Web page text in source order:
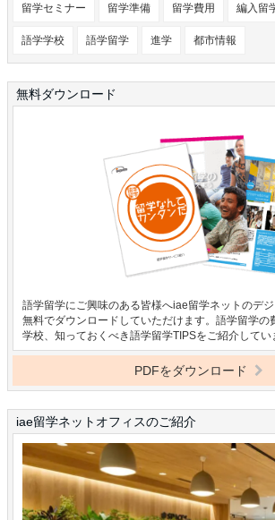
留学セミナー 留学準備 留学費用 編入留
語学学校 語学留学 進学 都市情報
無料ダウンロード
語学留学にご興味のある皆様へiae留学ネットのデ
無料でダウンロードしていただけます。語学留学の
学校、知っておくべき語学留学TIPSをご紹介してい
PDFをダウンロード
iae留学ネットオフィスのご紹介